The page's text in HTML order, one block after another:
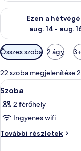
Ezen a
aug. 14 - aug.
A mostani hétvégi
Szobákhoz
rendelkezésre
álló
szűrők
Összes szoba 2 ágy
22 szoba megjelenítése
A
következő
szoba
összes
képének
2
Szoba
2 férőhely
Ingyenes wifi
További részletek
Szoba